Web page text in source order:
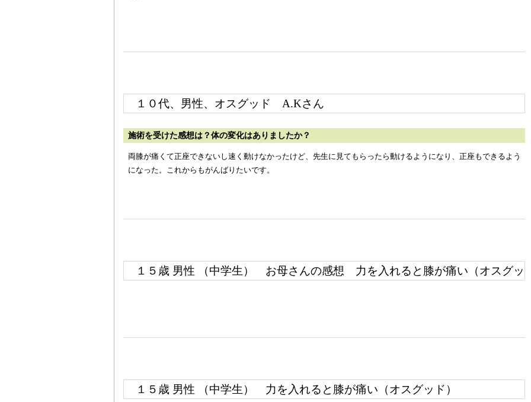
１０代、男性、オスグッド A.Kさん
施術を受けた感想は？体の変化はありましたか？
両膝が痛くて正座できないし速く動けなかったけど、先生に見てもらったら動けるようになり、正座もできるよう
になった。これからもがんばりたいです。
１５歳 男性 （中学生）
お母さんの感想 力を入れると膝が痛い（オスグッ
１５歳 男性 （中学生） 力を入れると膝が痛い（オスグッド）